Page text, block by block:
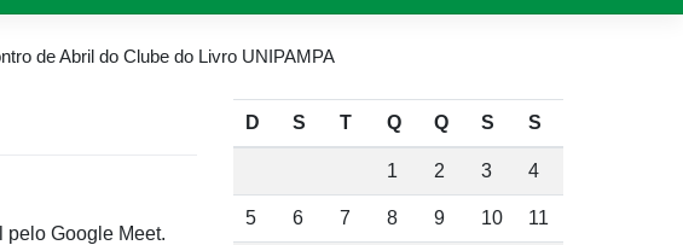
de Abril do Clube do Livro UNIPAMPA
pelo Google Meet.
D S T Q Q S S
1 2 3 4
5 6 7 8 9 10 11